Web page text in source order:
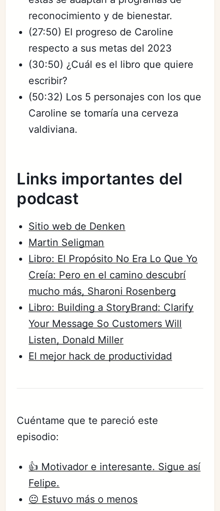
reconocimiento y de bienestar.
(27:50) El progreso de Caroline
respecto a sus metas del 2023
(30:50) ¿Cuál es el libro que quiere
escribir?
(50:32) Los 5 personajes con los que
Caroline se tomaría una cerveza
valdiviana.
Links importantes del
podcast
Sitio web de Denken
Martin Seligman
Libro: El Propósito No Era Lo Que Yo
Creía: Pero en el camino descubrí
mucho más, Sharoni Rosenberg
Libro: Building a StoryBrand: Clarify
Your Message So Customers Will
Listen, Donald Miller
El mejor hack de productividad
Cuéntame que te pareció este
episodio:
👍 Motivador e interesante. Sigue así
Felipe.
😐 Estuvo más o menos